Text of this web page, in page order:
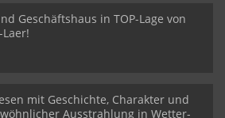
Geschäftshaus in TOP-Lage von
mit Geschichte, Charakter und
Ausstrahlung in Wetter-